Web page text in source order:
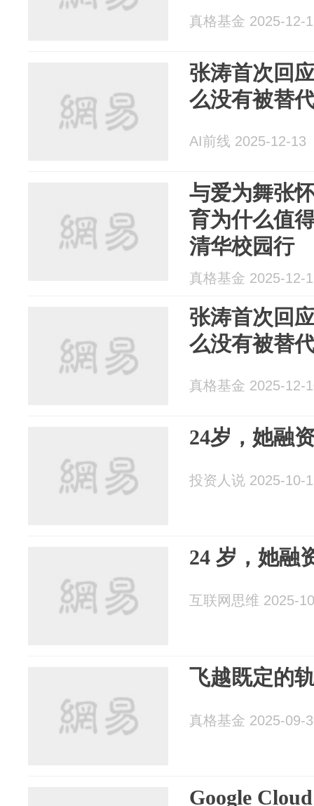
真格基金 2025-12-
张涛首次回
么没有被替
AI前线 2025-12-13
与爱为舞张
育为什么值
清华校园行
真格基金 2025-12-
张涛首次回
么没有被替
真格基金 2025-12-
24岁，她融
投资人说 2025-10-
24 岁，她融
互联网思维 2025-
飞越既定的
真格基金 2025-09-
Google